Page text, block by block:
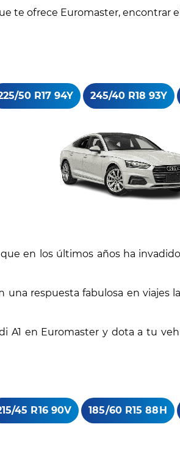
te ofrece Euromaster,
50 R17 94Y 245/40 R18 93Y
en los últimos años ha
una respuesta fabulosa en
A1 en Euromaster y dota a tu
45 R16 90V 185/60 R15 88H